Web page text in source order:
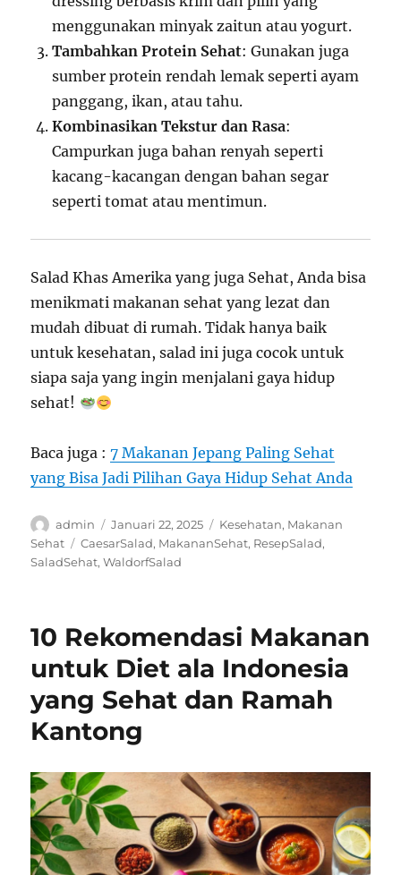
menggunakan minyak zaitun atau yogurt.
Tambahkan Protein Sehat: Gunakan juga
sumber protein rendah lemak seperti ayam
panggang, ikan, atau tahu.
Kombinasikan Tekstur dan Rasa:
Campurkan juga bahan renyah seperti
kacang-kacangan dengan bahan segar
seperti tomat atau mentimun.
Salad Khas Amerika yang juga Sehat, Anda bisa
menikmati makanan sehat yang lezat dan
mudah dibuat di rumah. Tidak hanya baik
untuk kesehatan, salad ini juga cocok untuk
siapa saja yang ingin menjalani gaya hidup
sehat!
Baca juga :7 Makanan Jepang Paling Sehat
yang Bisa Jadi Pilihan Gaya Hidup Sehat Anda
Author
admin
Posted
on
Januari 22, 2025 Categories
Kesehatan, Makanan
Sehat
Tags
CaesarSalad, MakananSehat, ResepSalad,
SaladSehat,WaldorfSalad
10 Rekomendasi Makanan
untuk Diet ala Indonesia
yang Sehat dan Ramah
Kantong